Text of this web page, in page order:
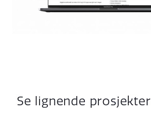
Se lignende prosjekter